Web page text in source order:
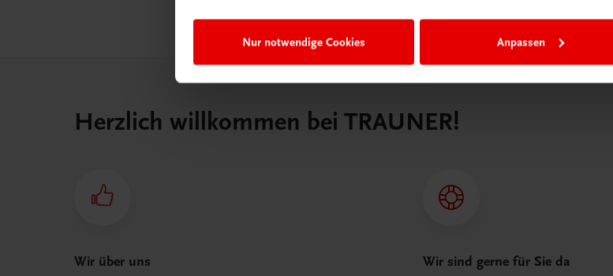
Nur notwendige Cookies Anpassen
Herzlich willkommen bei TRAUNER!
Wir über uns Wir sind gerne für Sie da